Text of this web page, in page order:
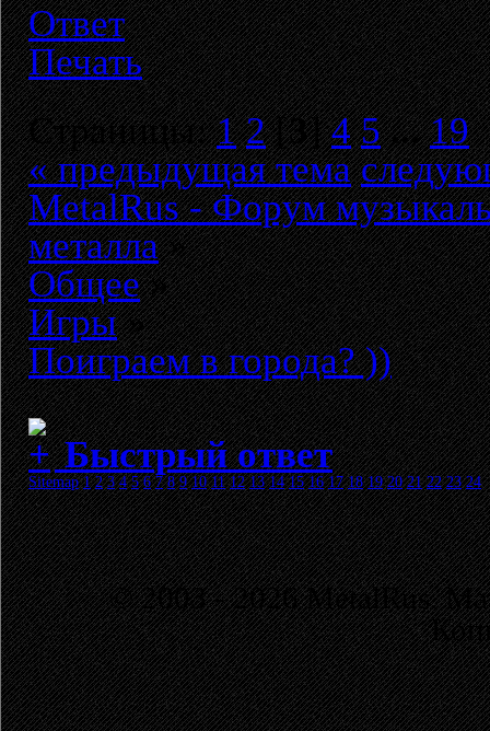
Ответ
Печать
Страницы:1 2[3]4 5 ...19
« предыдущая тема
MetalRus - Форум
металла»
Общее»
Игры»
Поиграем в города? ))
Быстрый ответ
Sitemap 1 2 3 4 5 6 7 8 9 10 11 12 13 14 15 16 17 18 19 20 21 22 23 24
© 2003 - 2026 MetalRus.